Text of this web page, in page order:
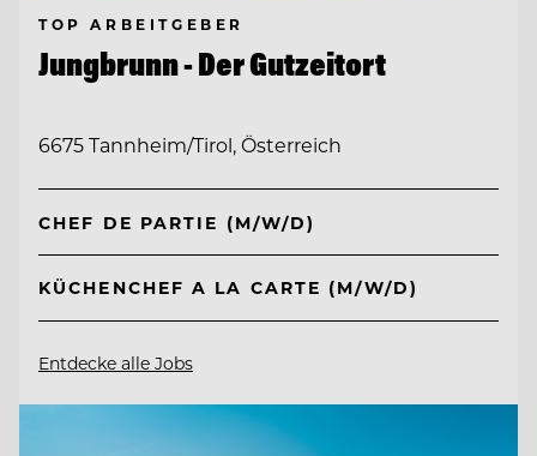
TOP ARBEITGEBER
Jungbrunn - Der Gutzeitort
6675 Tannheim/Tirol, Österreich
CHEF DE PARTIE (M/W/D)
KÜCHENCHEF A LA CARTE (M/W/D)
Entdecke alle Jobs